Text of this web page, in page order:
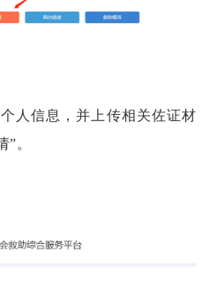
人信息，并上传相关佐证材
。